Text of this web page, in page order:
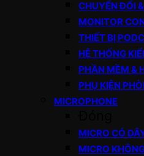
CHUYỂN ĐỔI
MONITOR
THIẾT BỊ
HỆ THỐNG
PHẦN MỀM &
PHỤ KIỆN
MICROPHONE
MICRO CÓ
MICRO